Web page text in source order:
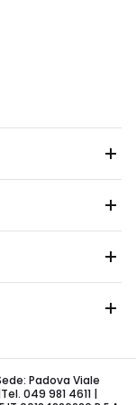
Padova Viale
049 981 4611 |